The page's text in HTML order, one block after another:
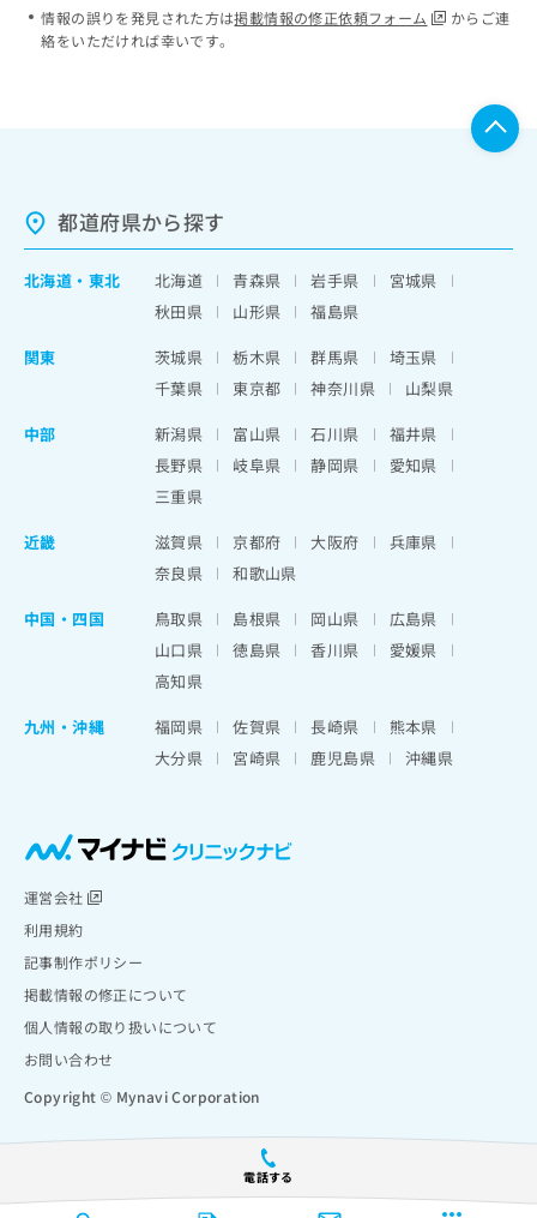
電話する
情報の誤りを発見された方は掲載情報の修正依頼フォーム
からご連
絡をいただければ幸いです。
都道府県から探す
北海道 ・ 東北 北海道 青森県 岩手県
宮城県
秋田県
山形県
福島県
関東
茨城県 栃木県 群馬県
埼玉県
千葉県
東京都 神奈川県
山梨県
中部
新潟県 富山県 石川県
福井県
長野県
岐阜県 静岡県
愛知県
三重県
近畿
滋賀県 京都府 大阪府
兵庫県
奈良県
和歌山県
中国・四国
鳥取県 島根県 岡山県
広島県
山口県
徳島県 香川県
愛媛県
高知県
九州・沖縄
福岡県 佐賀県 長崎県
熊本県
大分県
宮崎県 鹿児島県 沖縄県
運営会社
利用規約
記事制作ポリシー
掲載情報の修正について
個人情報の取り扱いについて
お問い合わせ
Copyright © Mynavi Corporation